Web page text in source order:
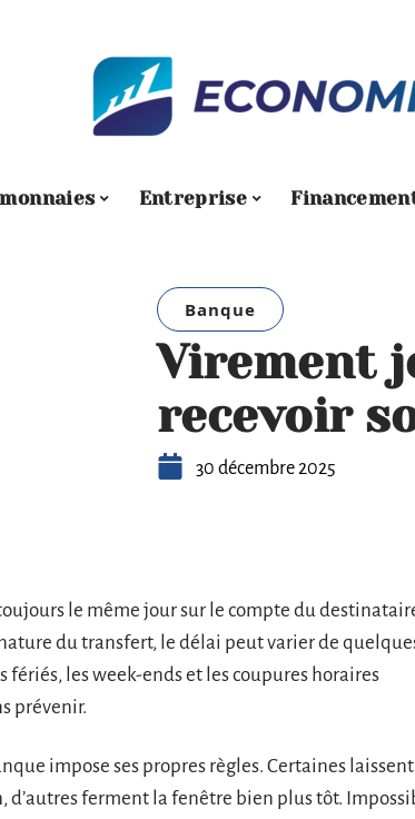
Entreprise
Banque
Virement
recevoir
30 décembre 2025
le même jour sur le compte du
du transfert, le délai peut varier de
fériés, les week-ends et les coupures horaires
prévenir.
impose ses propres règles. Certaines
d’autres ferment la fenêtre bien plus tôt.